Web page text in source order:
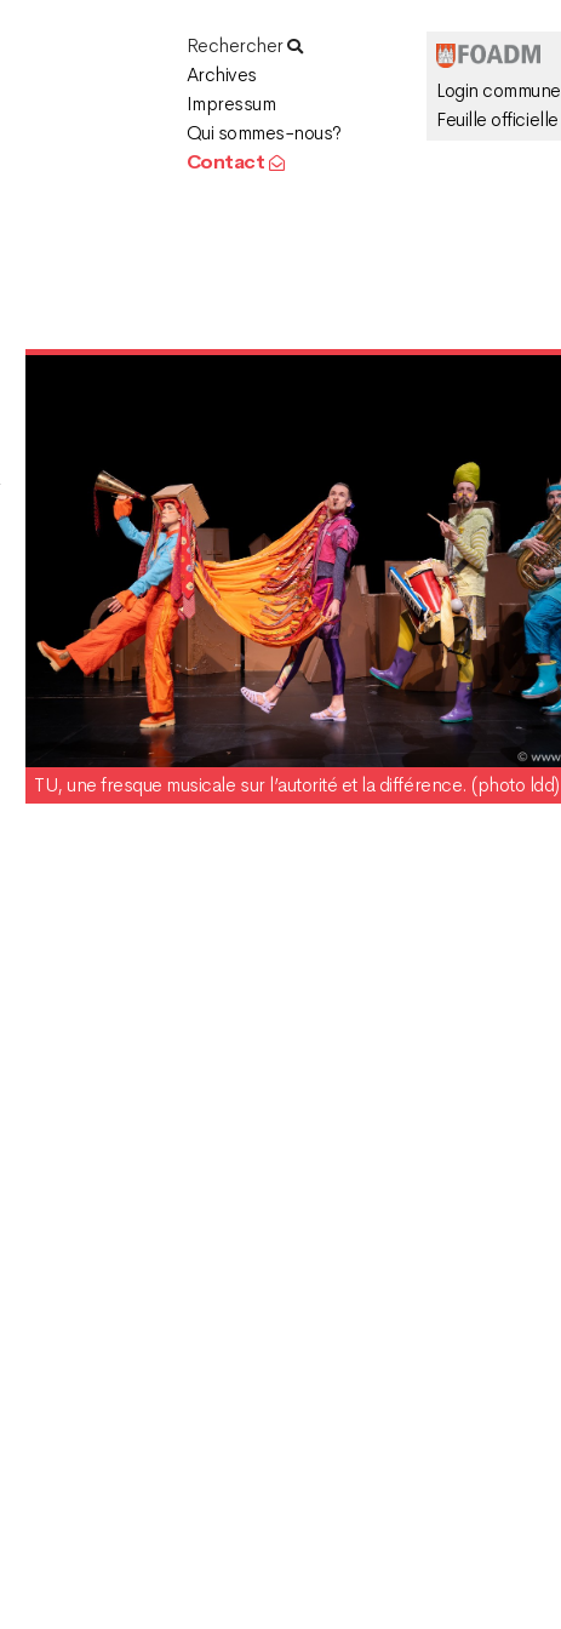
Rechercher
Archives
Impressum
Qui sommes-nous?
Contact
Login commune
Feuille officielle
TU, une fresque musicale sur l’autorité et la différence. (photo ldd)